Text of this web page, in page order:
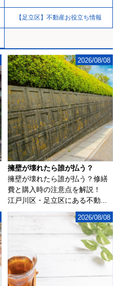
【足立区】不動産お役立ち情報
擁壁が壊れたら誰が払う？
擁壁が壊れたら誰が払う？修繕
費と購入時の注意点を解説！
江戸川区・足立区にある不動...
2026/08/08
2026/08/08